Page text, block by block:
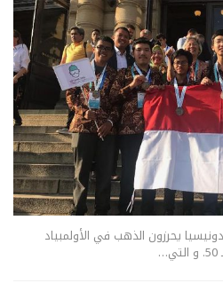
يحرزون الذهب في الأولمبياد